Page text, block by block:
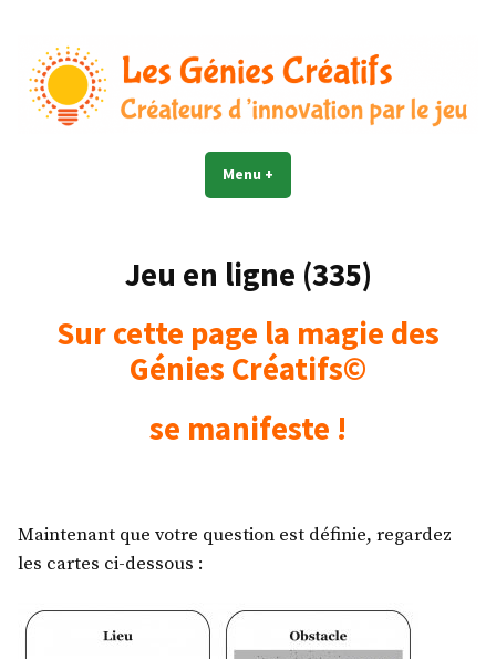
contenu
Les Génies Créatifs©
Créateur d'innovation par le jeu
Menu +
Jeu en ligne (335)
Sur cette page la magie des
Génies Créatifs©
se manifeste !
Maintenant que votre question est définie, regardez
les cartes ci-dessous :